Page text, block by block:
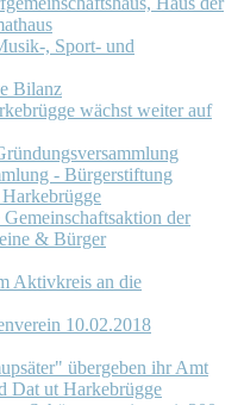
, Sport- und
Bilanz
wächst weiter auf
- Bürgerstiftung
der
& Bürger
Aktivkreis an die
10.02.2018
übergeben ihr Amt
Dat ut Harkebrügge